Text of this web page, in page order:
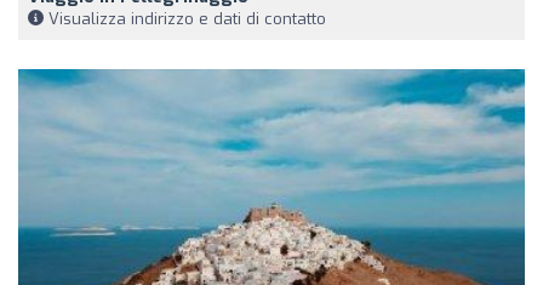
Visualizza indirizzo e dati di contatto